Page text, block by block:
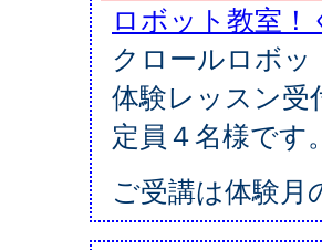
ロボット教室
クロールロボッ
体験レッスン
定員４名様です
ご受講は体験月